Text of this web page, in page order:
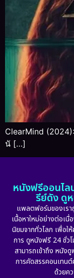
ClearMind
นั […]
หนังฟรีออนไล
รีย์ดัง ดู
แพลตฟอร์มของเร
เนื้อหาใหม่อย่างต่อเ
นิยมจากทั่วโลก เพื่อใ
การ ดูหนังฟรี 24 ชั่วโ
สามารถเข้าถึง หนัง
การคัดสรรคอนเทน
ด้วยค